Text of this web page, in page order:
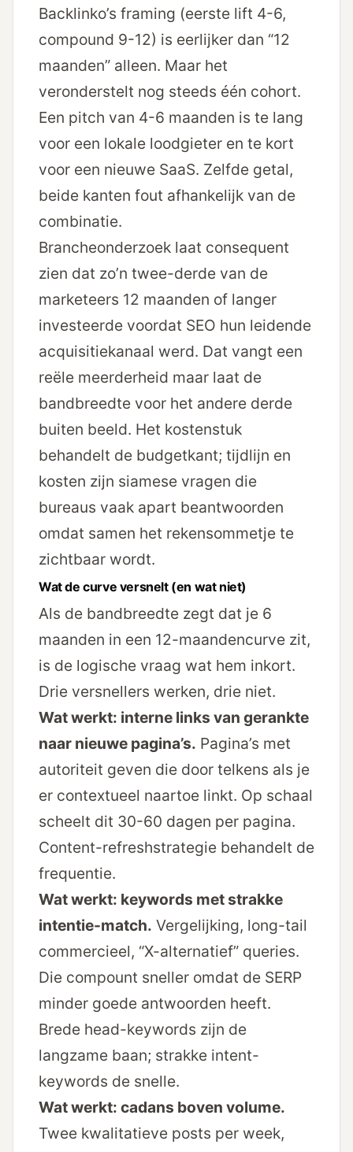
Backlinko’s framing (eerste lift 4-6,
compound 9-12) is eerlijker dan “12
maanden” alleen. Maar het
veronderstelt nog steeds één cohort.
Een pitch van 4-6 maanden is te lang
voor een lokale loodgieter en te kort
voor een nieuwe SaaS. Zelfde getal,
beide kanten fout afhankelijk van de
combinatie.
Brancheonderzoek laat consequent
zien dat zo’n twee-derde van de
marketeers 12 maanden of langer
investeerde voordat SEO hun leidende
acquisitiekanaal werd. Dat vangt een
reële meerderheid maar laat de
bandbreedte voor het andere derde
buiten beeld. Het kostenstuk
behandelt de budgetkant; tijdlijn en
kosten zijn siamese vragen die
bureaus vaak apart beantwoorden
omdat samen het rekensommetje te
zichtbaar wordt.
Wat de curve versnelt (en wat niet)
Als de bandbreedte zegt dat je 6
maanden in een 12-maanden­curve zit,
is de logische vraag wat hem inkort.
Drie versnellers werken, drie niet.
Wat werkt: interne links van gerankte
naar nieuwe pagina’s. Pagina’s met
autoriteit geven die door telkens als je
er contextueel naartoe linkt. Op schaal
scheelt dit 30-60 dagen per pagina.
Content-refresh­strategie behandelt de
frequentie.
Wat werkt: keywords met strakke
intentie-match. Vergelijking, long-tail
commercieel, “X-alternatief” queries.
Die compount sneller omdat de SERP
minder goede antwoorden heeft.
Brede head-keywords zijn de
langzame baan; strakke intent-
keywords de snelle.
Wat werkt: cadans boven volume.
Twee kwalitatieve posts per week,